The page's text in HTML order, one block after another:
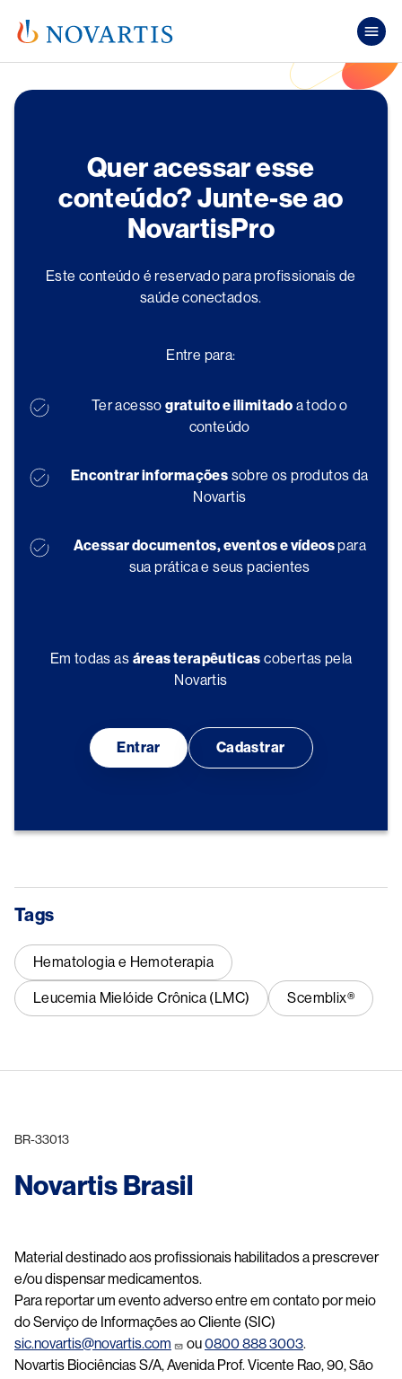
Quer acessar esse
conteúdo? Junte-se ao
NovartisPro
Este conteúdo é reservado para profissionais de
saúde conectados.
Entre para:
Ter acessogratuito e ilimitado a todo o
conteúdo
Encontrar informações sobre os produtos da
Novartis
Acessar documentos, eventos e vídeospara
sua prática e seus pacientes
Em todas as áreas terapêuticas cobertas pela
Novartis
Entrar Cadastrar
Tags
Hematologia e Hemoterapia
Leucemia Mielóide Crônica (LMC) Scemblix®
BR-33013
Novartis Brasil
Material destinado aos profissionais habilitados a prescrever
e/ou dispensar medicamentos.
Para reportar um evento adverso entre em contato por meio
do Serviço de Informações ao Cliente (SIC)
sic.novartis@novartis.com
ou0800 888 3003.
Novartis Biociências S/A, Avenida Prof. Vicente Rao, 90, São